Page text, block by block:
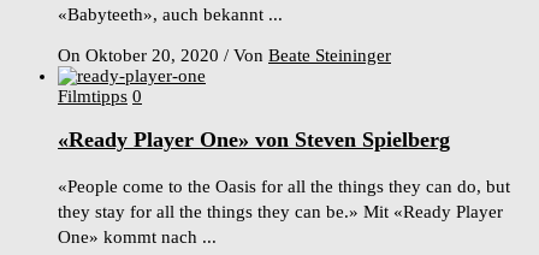
«Babyteeth», auch bekannt ...
On Oktober 20, 2020 / Von Beate Steininger
Filmtipps 0
«Ready Player One» von Steven Spielberg
«People come to the Oasis for all the things they can do, but
they stay for all the things they can be.» Mit «Ready Player
One» kommt nach ...